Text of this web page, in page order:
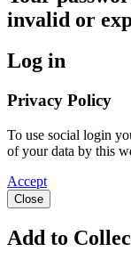
invalid or
Log in
Privacy Policy
To use social login
of your data by this
Accept
Close
Add to